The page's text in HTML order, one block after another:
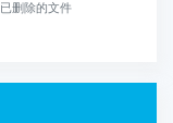
删除的文件